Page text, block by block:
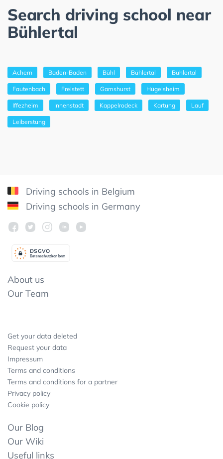
Search driving school near
Bühlertal
Achern Baden-Baden Bühl Bühlertal Bühlertal
Fautenbach Freistett Gamshurst Hügelsheim
Iffezheim Innenstadt Kappelrodeck Kartung Lauf
Leiberstung
Driving schools in Belgium
Driving schools in Germany
Datenschutzkonform
DSGVO
About us
Our Team
Get your data deleted
Request your data
Impressum
Terms and conditions
Terms and conditions for a partner
Privacy policy
Cookie policy
Our Blog
Our Wiki
Useful links